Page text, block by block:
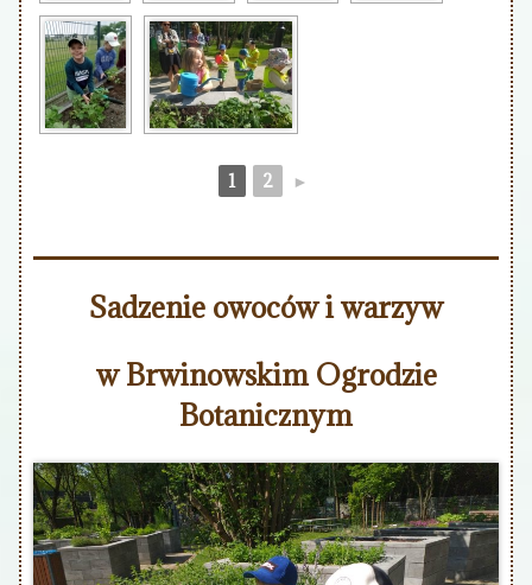
1 2 ►
Sadzenie owoców i warzyw
w Brwinowskim Ogrodzie
Botanicznym